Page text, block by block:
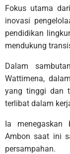
Fokus utama
inovasi
pendidikan
mendukung
Dalam
Wattimena,
yang tinggi dan
terlibat dalam
Ia menegaskan
Ambon saat ini
persampahan.